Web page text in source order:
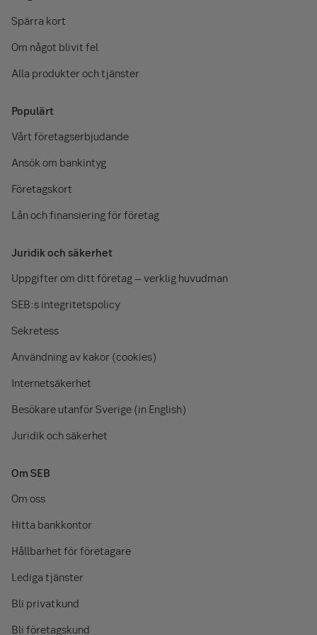
Spärra kort
Om något blivit fel
Alla produkter och tjänster
Populärt
Vårt företagserbjudande
Ansök om bankintyg
Företagskort
Lån och finansiering för företag
Juridik och säkerhet
Uppgifter om ditt företag – verklig huvudman
SEB:s integritetspolicy
Sekretess
Användning av kakor (cookies)
Internetsäkerhet
Besökare utanför Sverige (in English)
Juridik och säkerhet
Om SEB
Om oss
Hitta bankkontor
Hållbarhet för företagare
Lediga tjänster
Bli privatkund
Bli företagskund